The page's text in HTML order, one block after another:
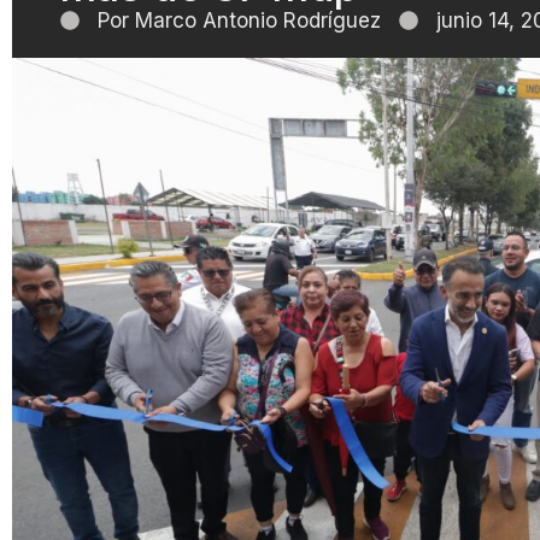
Por Marco Antonio Rodríguez junio 14,